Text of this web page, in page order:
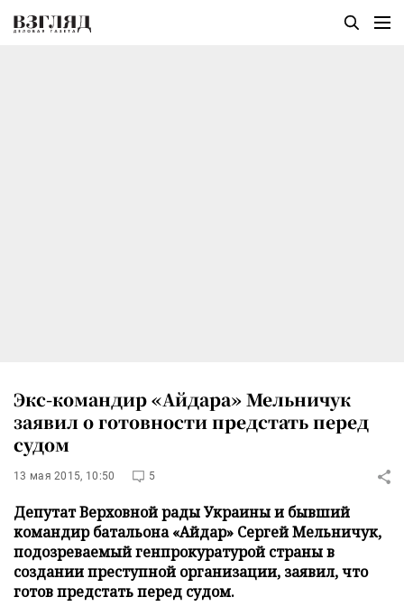
Экс-командир «Айдара» Мельничук
заявил о готовности предстать перед
судом
13 мая 2015, 10:50 5
Депутат Верховной рады Украины и бывший
командир батальона «Айдар» Сергей Мельничук,
подозреваемый генпрокуратурой страны в
создании преступной организации, заявил, что
готов предстать перед судом.